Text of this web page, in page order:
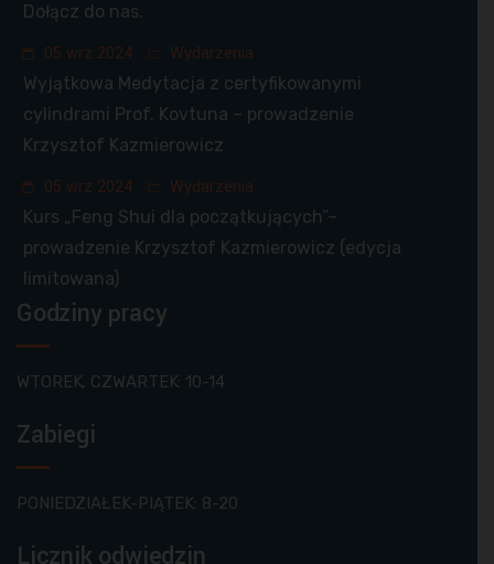
Dołącz do nas.
05 wrz 2024 Wydarzenia
Wyjątkowa Medytacja z certyfikowanymi
cylindrami Prof. Kovtuna – prowadzenie
Krzysztof Kazmierowicz
05 wrz 2024 Wydarzenia
Kurs „Feng Shui dla początkujących”–
prowadzenie Krzysztof Kazmierowicz (edycja
limitowana)
Godziny pracy
WTOREK, CZWARTEK: 10-14
Zabiegi
PONIEDZIAŁEK-PIĄTEK: 8-20
Licznik odwiedzin